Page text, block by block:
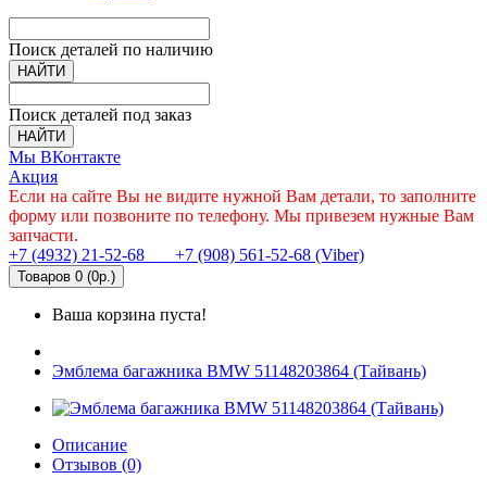
Поиск деталей по наличию
НАЙТИ
Поиск деталей под заказ
НАЙТИ
Мы ВКонтакте
Акция
Если на сайте Вы не видите нужной Вам детали, то заполните
форму или позвоните по телефону. Мы привезем нужные Вам
запчасти.
+7 (4932) 21-52-68
+7 (908) 561-52-68 (Viber)
Товаров 0 (0р.)
Ваша корзина пуста!
Эмблема багажника BMW 51148203864 (Тайвань)
Описание
Отзывов (0)